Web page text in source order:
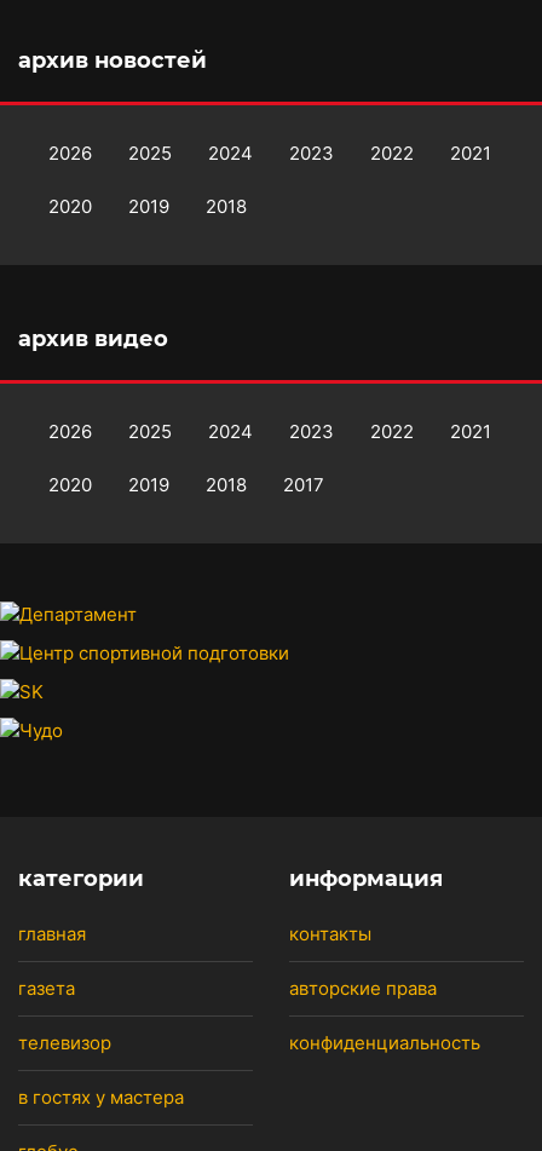
архив новостей
2026 2025 2024 2023 2022 2021
2020 2019 2018
архив видео
2026 2025 2024 2023 2022 2021
2020 2019 2018 2017
категории
главная
газета
телевизор
в гостях у мастера
информация
контакты
авторские права
конфиденциальность